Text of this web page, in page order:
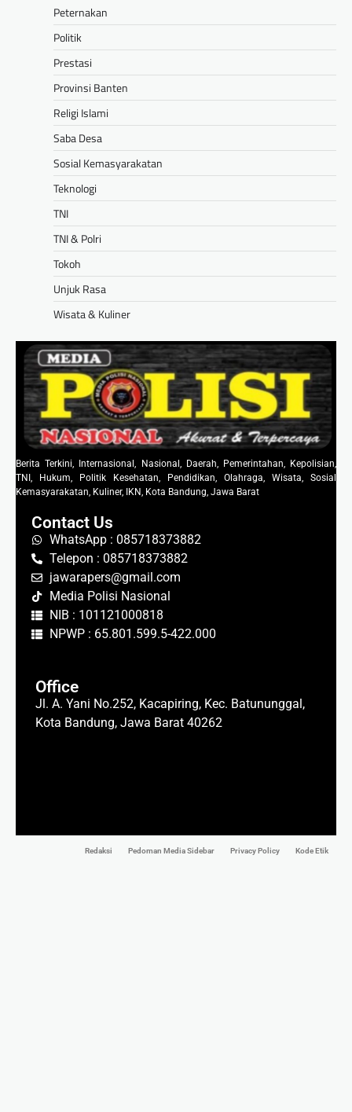
Peternakan
Politik
Prestasi
Provinsi Banten
Religi Islami
Saba Desa
Sosial Kemasyarakatan
Teknologi
TNI
TNI & Polri
Tokoh
Unjuk Rasa
Wisata & Kuliner
Berita Terkini, Internasional, Nasional, Daerah, Pemerintahan, Kepolisian,
TNI, Hukum, Politik Kesehatan, Pendidikan, Olahraga, Wisata, Sosial
Kemasyarakatan, Kuliner, IKN, Kota Bandung, Jawa Barat
Contact Us
WhatsApp : 085718373882
Telepon : 085718373882
jawarapers@gmail.com
Media Polisi Nasional
NIB : 101121000818
NPWP : 65.801.599.5-422.000
Office
Jl. A. Yani No.252, Kacapiring, Kec. Batununggal,
Kota Bandung, Jawa Barat 40262
Redaksi Pedoman Media Sidebar Privacy Policy Kode Etik